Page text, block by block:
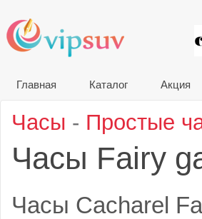
Главная Каталог Акция
Часы - Простые
Часы Fairy
Часы Cacharel